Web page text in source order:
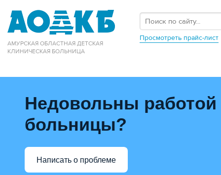
АМУРСКАЯ ОБЛАСТНАЯ ДЕТСКАЯ
КЛИНИЧЕСКАЯ БОЛЬНИЦА
Просмотреть прайс-лист
Недовольны работой
больницы?
Написать о проблеме